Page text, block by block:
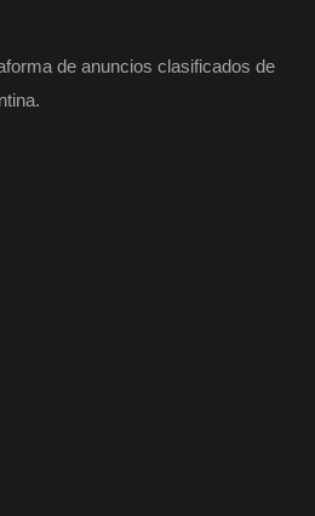
de anuncios clasificados de